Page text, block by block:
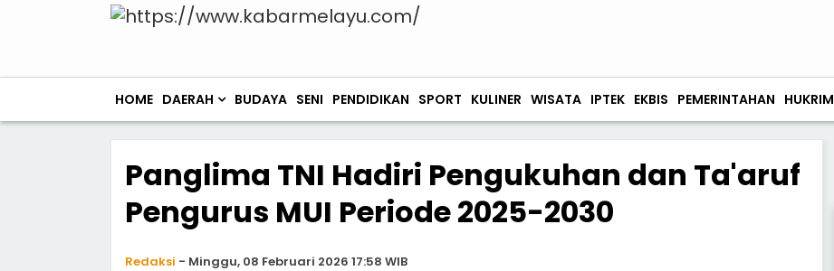
HOME DAERAH BUDAYA SENI PENDIDIKAN SPORT KULINER WISATA IPTEK EKBIS PEMERINTAHAN HUKRIM
Panglima TNI Hadiri Pengukuhan dan Ta'aruf
Pengurus MUI Periode 2025-2030
Redaksi - Minggu, 08 Februari 2026 17:58 WIB